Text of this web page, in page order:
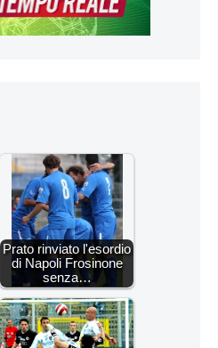
Prato rinviato l'esordio
di Napoli Frosinone
senza…